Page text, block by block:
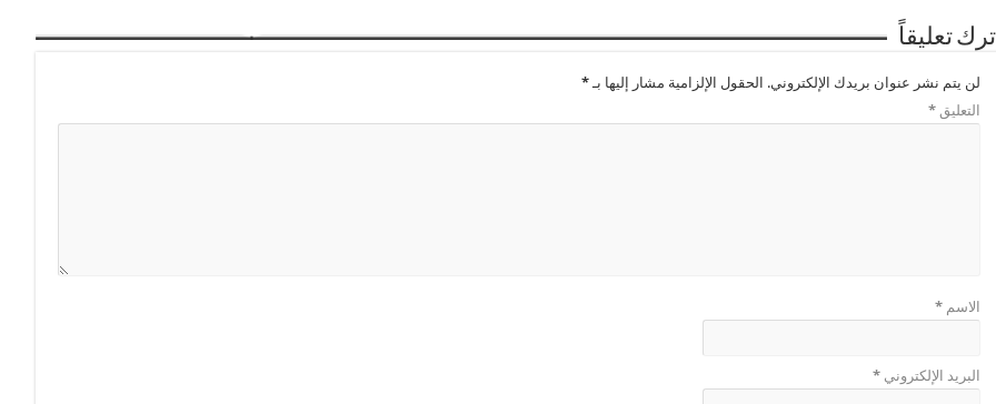
تعليقاً
لن يتم نشر عنوان بريدك الإلكتروني. الحقول الإلزامية مشار إليها بـ *
التعليق *
الاسم *
البريد الإلكتروني *